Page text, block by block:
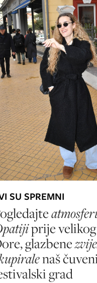
SU SPREMNI
prije
glazbene
naš
grad